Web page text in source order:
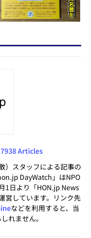
7938 Articles
）スタッフによる記事の
DayWatch」はNPO
1日より「HON.jp News
営しています。リンク先
などを利用すると、当
れません。